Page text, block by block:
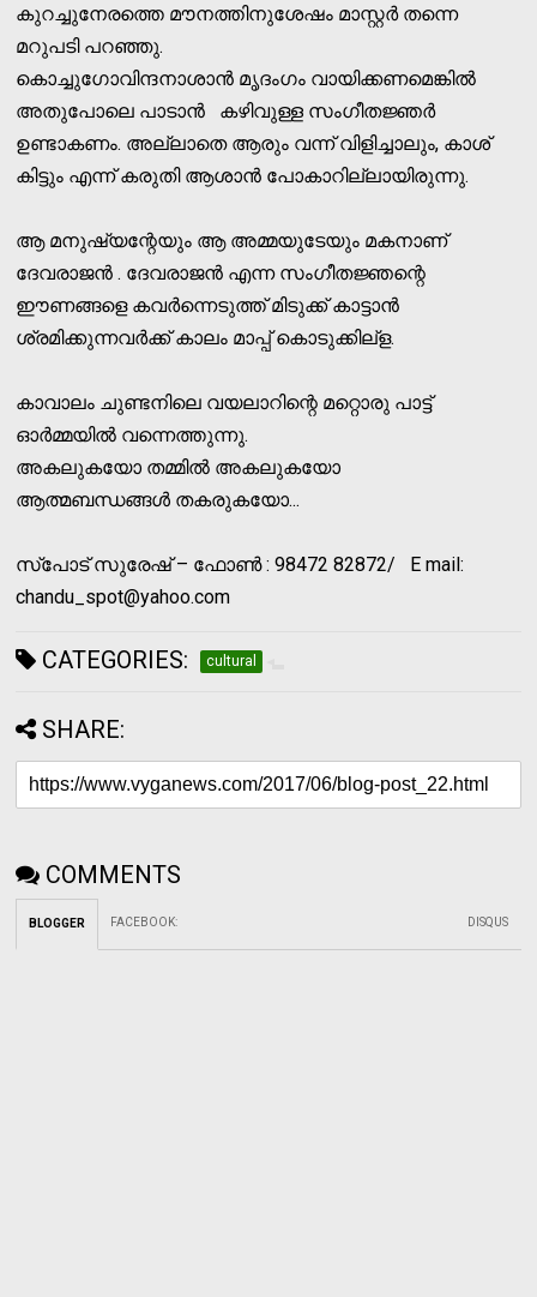
കുറച്ചുനേരത്തെ മൗനത്തിനുശേഷം മാസ്റ്റര്‍ തന്നെ
മറുപടി പറഞ്ഞു.
കൊച്ചുഗോവിന്ദനാശാന്‍ മൃദംഗം വായിക്കണമെങ്കില്‍
അതുപോലെ പാടാന്‍ കഴിവുള്ള സംഗീതജ്ഞര്‍
ഉണ്ടാകണം. അല്ലാതെ ആരും വന്ന് വിളിച്ചാലും, കാശ്
കിട്ടും എന്ന് കരുതി ആശാന്‍ പോകാറില്ലായിരുന്നു.
ആ മനുഷ്യന്റേയും ആ അമ്മയുടേയും മകനാണ്
ദേവരാജന്‍ . ദേവരാജന്‍ എന്ന സംഗീതജ്ഞന്റെ
ഈണങ്ങളെ കവര്‍ന്നെടുത്ത് മിടുക്ക് കാട്ടാന്‍
ശ്രമിക്കുന്നവര്‍ക്ക് കാലം മാപ്പ് കൊടുക്കില്‌ള.
കാവാലം ചുണ്ടനിലെ വയലാറിന്റെ മറ്റൊരു പാട്ട്
ഓര്‍മ്മയില്‍ വന്നെത്തുന്നു.
അകലുകയോ തമ്മില്‍ അകലുകയോ
ആത്മബന്ധങ്ങള്‍ തകരുകയോ...
സ്‌പോട് സുരേഷ് – ഫോണ്‍ : 98472 82872/ E mail:
chandu_spot@yahoo.com
CATEGORIES: cultural
SHARE:
COMMENTS
BLOGGER FACEBOOK: DISQUS